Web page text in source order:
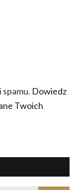
Dowiedz
Twoich